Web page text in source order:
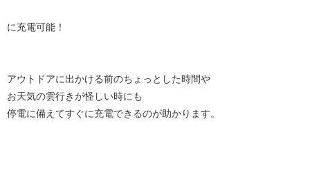
に充電可能！
アウトドアに出かける前のちょっとした時間や
お天気の雲行きが怪しい時にも
停電に備えてすぐに充電できるのが助かります。